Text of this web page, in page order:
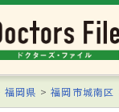
福岡県 福岡市城南区